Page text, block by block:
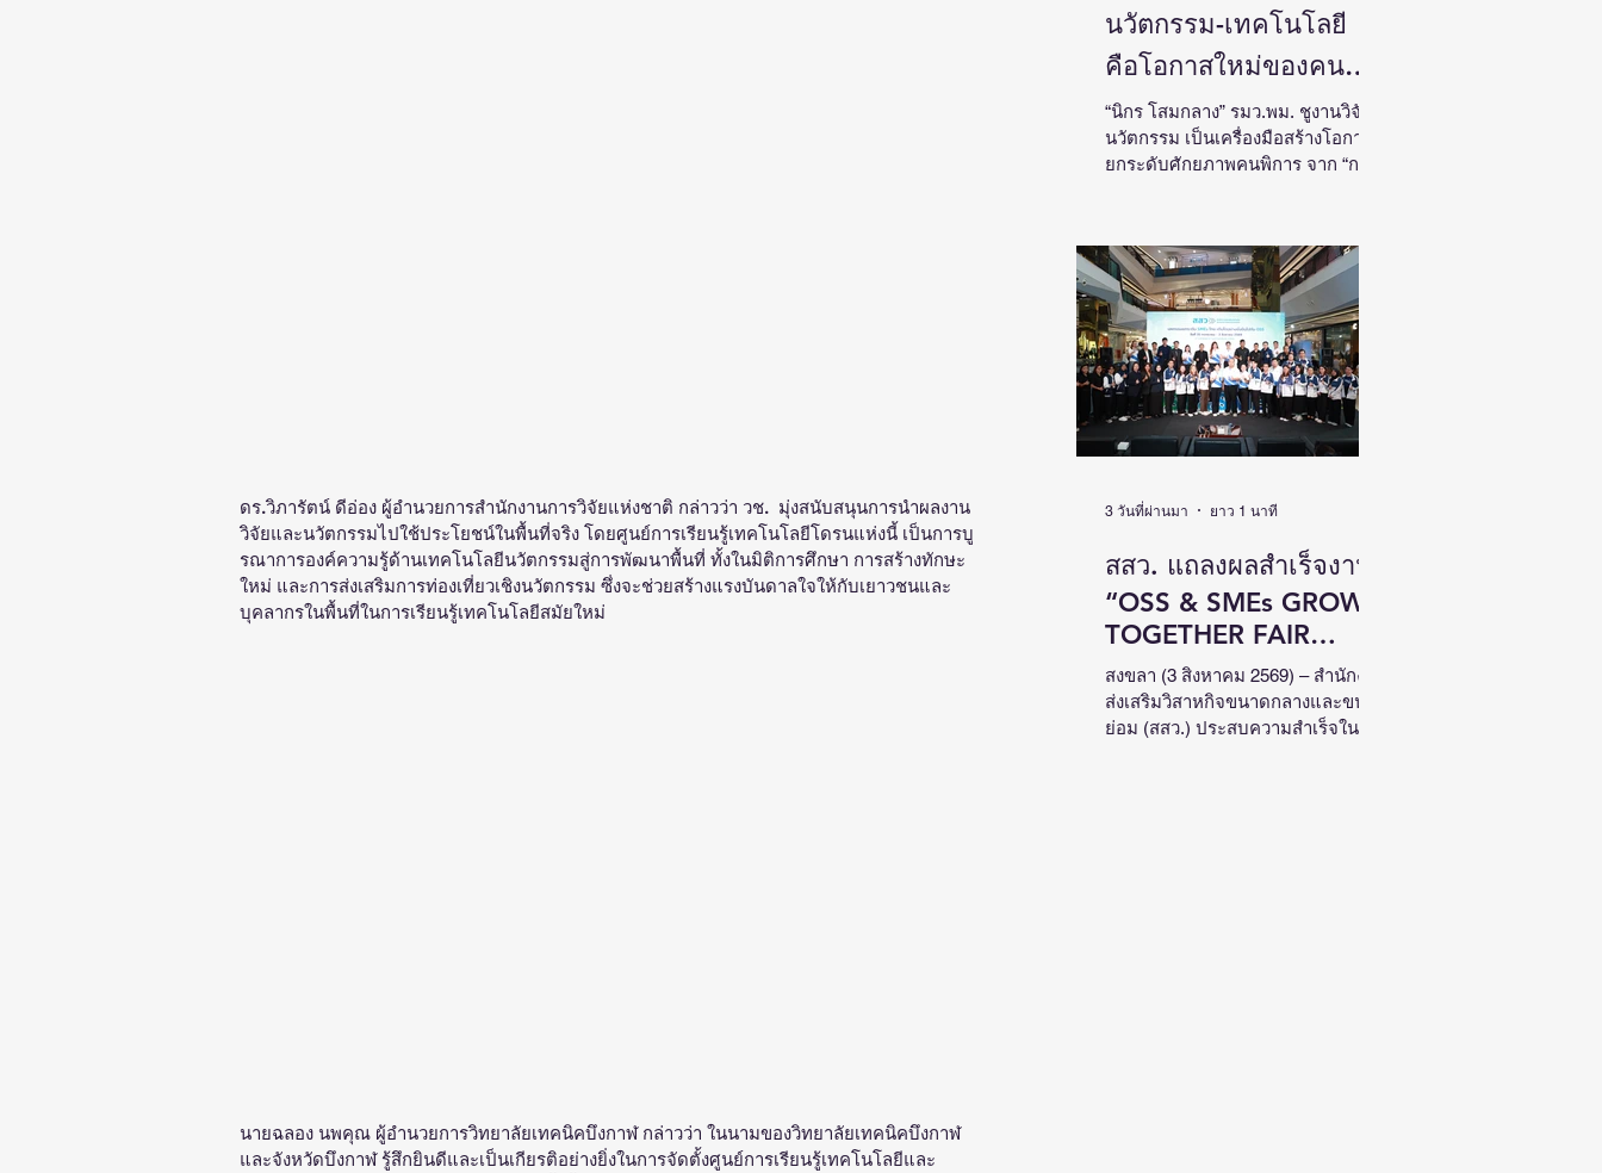
ดร.วิภารัตน์ ดีอ่อง ผู้อำนวยการสำนักงานการวิจัยแห่งชาติ กล่าวว่า วช.  มุ่งสนับสนุนการนำผลงาน
วิจัยและนวัตกรรมไปใช้ประโยชน์ในพื้นที่จริง โดยศูนย์การเรียนรู้เทคโนโลยีโดรนแห่งนี้ เป็นการบู
รณาการองค์ความรู้ด้านเทคโนโลยีนวัตกรรมสู่การพัฒนาพื้นที่ ทั้งในมิติการศึกษา การสร้างทักษะ
ใหม่ และการส่งเสริมการท่องเที่ยวเชิงนวัตกรรม ซึ่งจะช่วยสร้างแรงบันดาลใจให้กับเยาวชนและ
บุคลากรในพื้นที่ในการเรียนรู้เทคโนโลยีสมัยใหม่
นายฉลอง นพคุณ ผู้อำนวยการวิทยาลัยเทคนิคบึงกาฬ กล่าวว่า ในนามของวิทยาลัยเทคนิคบึงกาฬ
และจังหวัดบึงกาฬ รู้สึกยินดีและเป็นเกียรติอย่างยิ่งในการจัดตั้งศูนย์การเรียนรู้เทคโนโลยีและ
นวัตกรรม-เทคโนโลยี
คือโอกาสใหม่ของคน
พิการไทย และพลังขับ
เคลื่อนเศรษฐกิจประเทศ
“นิกร โสมกลาง” รมว.พม. ชูงานวิจัย-
นวัตกรรม เป็นเครื่องมือสร้างโอกาส
ยกระดับศักยภาพคนพิการ จาก “การ
สร้างสังคมที่ทุกคนเข้าถึง มีส่วนร่วม
เติบโตไปด้วยกัน วันที่ 4 สิงหาคม
2569 นายนิกร โสมกลาง รัฐมนตรี
ว่าการกระทรวงการพัฒนาสังคมและ
ความมั่นคงของมนุษย์ (รมว.พม.) เป็น
ประธานเปิดงานสัมมนาวิชาการระดับ
ชาติด้านคนพิการ ครั้งที่ 18 (NCPD
2026) ภายใต้แนวคิด “From Learning
to Earning : Innovation for Persons
สสว. แถลงผลสำเร็จงาน
“OSS & SMEs GROW
TOGETHER FAIR
2026”ณ จังหวัดสงขลา
สร้างมูลค่าเศรษฐกิจ
สงขลา (3 สิงหาคม 2569) – สำนักงาน
ส่งเสริมวิสาหกิจขนาดกลางและขนาด
ย่อม (สสว.) ประสบความสำเร็จใน
3 วันที่ผ่านมา ยาว 1 นาที